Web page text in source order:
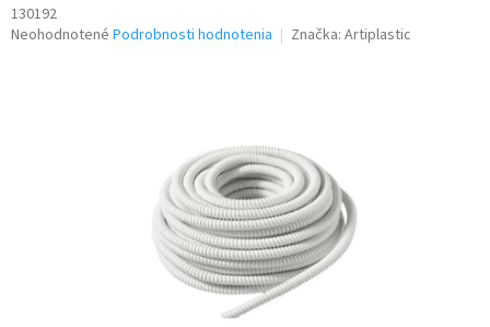
130192
Priemerné
Neohodnotené Podrobnosti hodnotenia Značka: Artiplastic